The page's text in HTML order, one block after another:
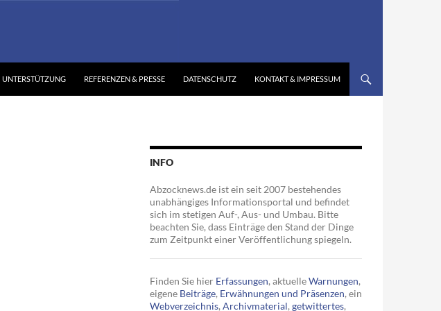
UNTERSTÜTZUNG REFERENZEN & PRESSE DATENSCHUTZ KONTAKT & IMPRESSUM
INFO
Abzocknews.de ist ein seit 2007 bestehendes
unabhängiges Informationsportal und befindet
sich im stetigen Auf-, Aus- und Umbau. Bitte
beachten Sie, dass Einträge den Stand der Dinge
zum Zeitpunkt einer Veröffentlichung spiegeln.
Finden Sie hier Erfassungen, aktuelleWarnungen,
eigene Beiträge, Erwähnungen und Präsenzen, ein
Webverzeichnis, Archivmaterial, getwittertes,